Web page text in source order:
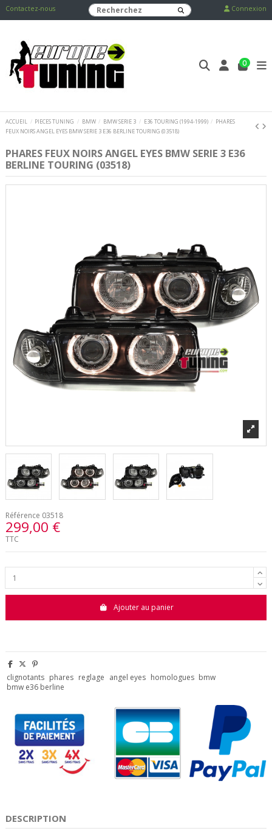
Contactez-nous Connexion
0
ACCUEIL PIECES TUNING BMW BMW SERIE 3 E36 TOURING (1994-1999)
PHARES
FEUX NOIRS ANGEL EYES BMW SERIE 3 E36 BERLINE TOURING (03518)
PHARES FEUX NOIRS ANGEL EYES BMW SERIE 3 E36
BERLINE TOURING (03518)
Référence 03518
299,00 €
TTC
Ajouter au panier
clignotants phares reglage angel eyes homologues bmw
bmw e36 berline
DESCRIPTION